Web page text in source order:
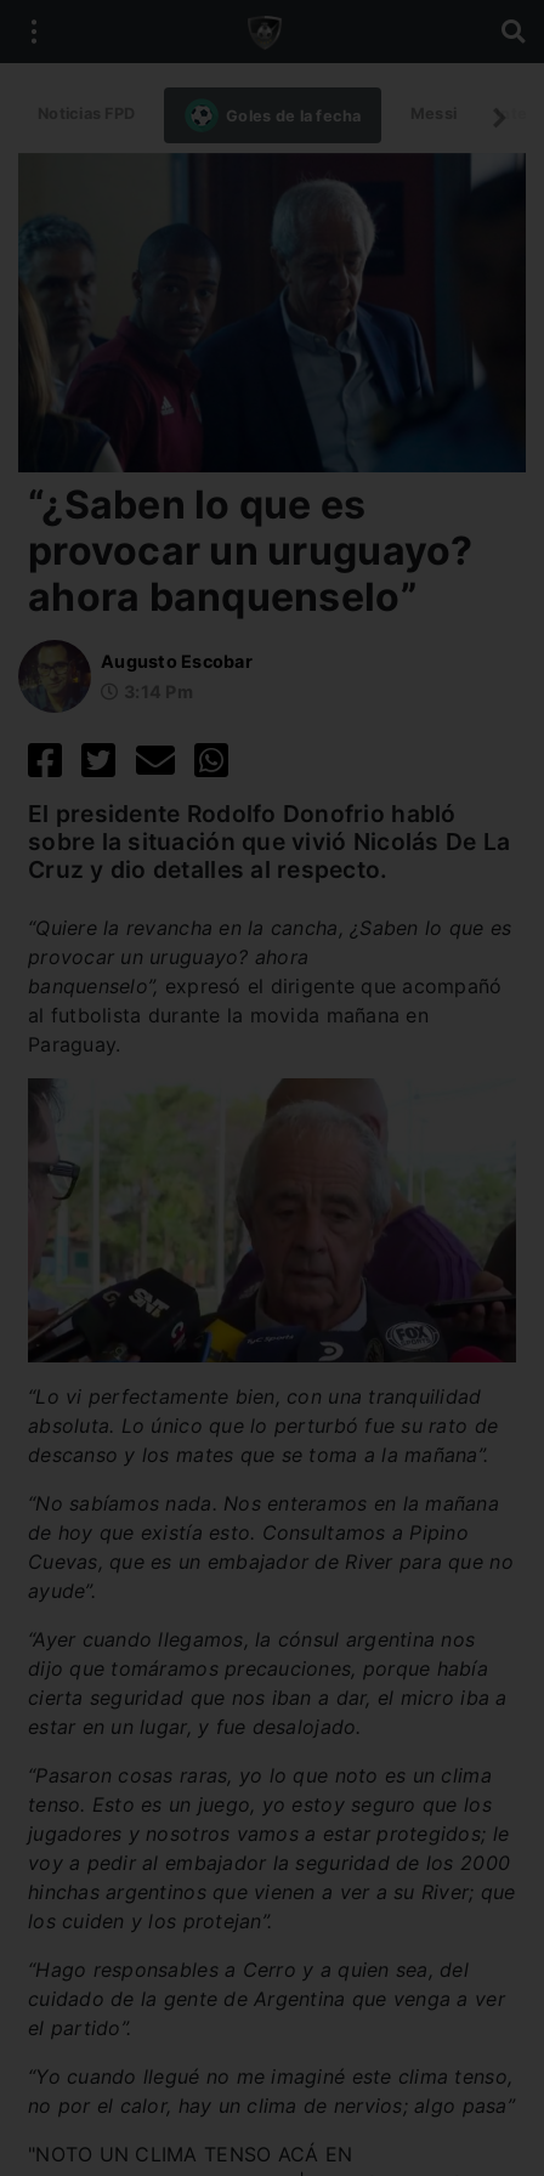
Goles de la fecha
“¿Saben lo que es
provocar un uruguayo?
ahora banquenselo”
Augusto Escobar
El presidente Rodolfo Donofrio habló
sobre la situación que vivió Nicolás De La
Cruz y dio detalles al respecto.
“Quiere la revancha en la cancha, ¿Saben lo que es
provocar un uruguayo? ahora
banquenselo”, expresó el dirigente que acompañó
al futbolista durante la movida mañana en
Paraguay.
“Lo vi perfectamente bien, con una tranquilidad
absoluta. Lo único que lo perturbó fue su rato de
descanso y los mates que se toma a la mañana”.
“No sabíamos nada. Nos enteramos en la mañana
de hoy que existía esto. Consultamos a Pipino
Cuevas, que es un embajador de River para que no
ayude”.
“Ayer cuando llegamos, la cónsul argentina nos
dijo que tomáramos precauciones, porque había
cierta seguridad que nos iban a dar, el micro iba a
estar en un lugar, y fue desalojado.
“Pasaron cosas raras, yo lo que noto es un clima
tenso. Esto es un juego, yo estoy seguro que los
jugadores y nosotros vamos a estar protegidos; le
voy a pedir al embajador la seguridad de los 2000
hinchas argentinos que vienen a ver a su River; que
los cuiden y los protejan”.
“Hago responsables a Cerro y a quien sea, del
cuidado de la gente de Argentina que venga a ver
el partido”.
“Yo cuando llegué no me imaginé este clima tenso,
no por el calor, hay un clima de nervios; algo pasa”
"NOTO UN CLIMA TENSO ACÁ EN